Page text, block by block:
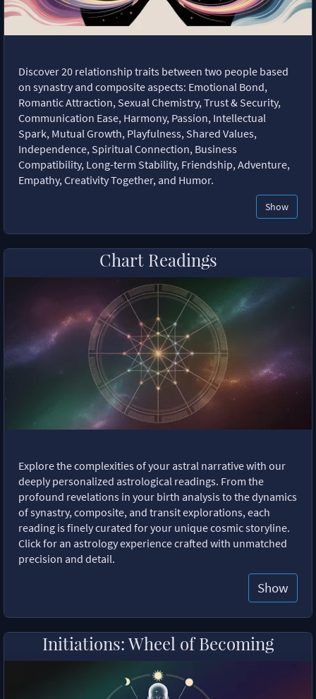
Discover 20 relationship traits between two people based
on synastry and composite aspects: Emotional Bond,
Romantic Attraction, Sexual Chemistry, Trust & Security,
Communication Ease, Harmony, Passion, Intellectual
Spark, Mutual Growth, Playfulness, Shared Values,
Independence, Spiritual Connection, Business
Compatibility, Long-term Stability, Friendship, Adventure,
Empathy, Creativity Together, and Humor.
Show
Chart Readings
Explore the complexities of your astral narrative with our
deeply personalized astrological readings. From the
profound revelations in your birth analysis to the dynamics
of synastry, composite, and transit explorations, each
reading is finely curated for your unique cosmic storyline.
Click for an astrology experience crafted with unmatched
precision and detail.
Show
Initiations: Wheel of Becoming